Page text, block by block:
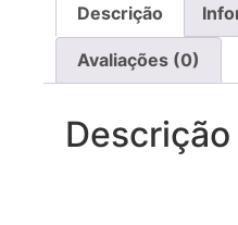
Descrição
Avaliações (0)
Descrição